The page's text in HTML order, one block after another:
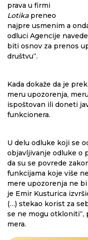
prava u firmi
Lotikapreneo
najpre usmenim a
odluci Agencije
biti osnov za prenos
društvu“.
Kada dokaže da je
meru upozorenja,
ispoštovan ili doneti
funkcionera.
U delu odluke koji se
objavljivanje odluke o
da su se povrede
funkcijama koje više
mere upozorenja ne
je Emir Kusturica
(…) stekao korist za
se ne mogu otkloniti“,
mera.